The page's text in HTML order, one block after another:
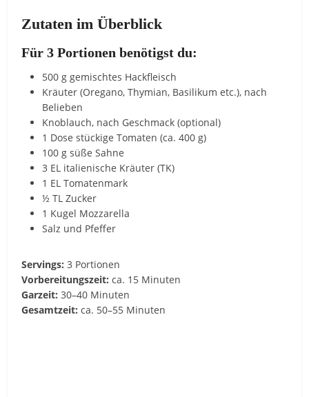
Zutaten im Überblick
Für 3 Portionen benötigst du:
500 g gemischtes Hackfleisch
Kräuter (Oregano, Thymian, Basilikum etc.), nach
Belieben
Knoblauch, nach Geschmack (optional)
1 Dose stückige Tomaten (ca. 400 g)
100 g süße Sahne
3 EL italienische Kräuter (TK)
1 EL Tomatenmark
½ TL Zucker
1 Kugel Mozzarella
Salz und Pfeffer
Servings: 3 Portionen
Vorbereitungszeit: ca. 15 Minuten
Garzeit: 30–40 Minuten
Gesamtzeit: ca. 50–55 Minuten